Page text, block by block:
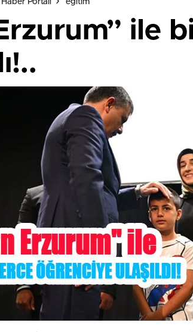
Portalı eğitim
ile